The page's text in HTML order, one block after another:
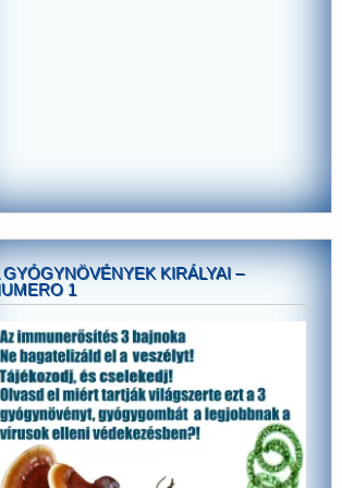
GYÓGYNÖVÉNYEK KIRÁLYAI –
1